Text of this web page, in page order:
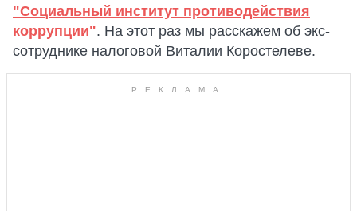
"Социальный институт противодействия
коррупции". На этот раз мы расскажем об экс-
сотруднике налоговой Виталии Коростелеве.